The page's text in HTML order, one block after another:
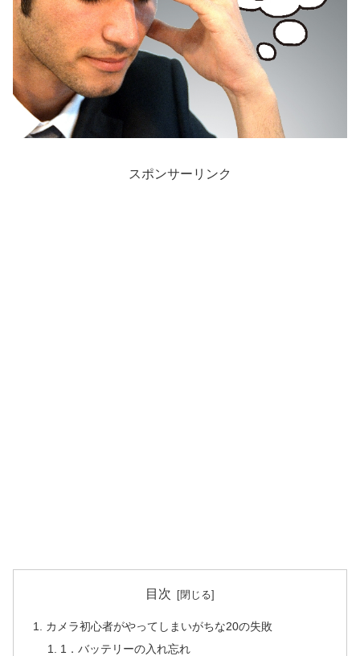
スポンサーリンク
目次
カメラ初心者がやってしまいがちな20の失敗
1．バッテリーの入れ忘れ